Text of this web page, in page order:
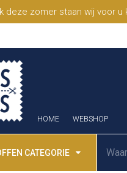
deze zomer staan wij voor
HOME WEBSHOP
CATEGORIE